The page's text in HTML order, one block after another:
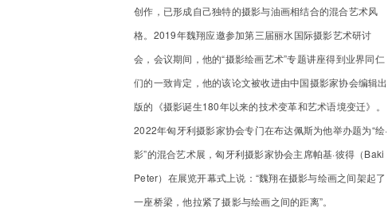
创作，已形成自己独特的摄影与油画相结合的混合艺术风
格。2019年魏翔应邀参加第三届丽水国际摄影艺术研讨
会，会议期间，他的“摄影绘画艺术”专题讲座得到业界同仁
们的一致肯定，他的该论文被收进由中国摄影家协会编辑出
版的《摄影诞生180年以来的技术变革和艺术语境变迁》。
2022年匈牙利摄影家协会专门在布达佩斯为他举办题为“绘·
影”的混合艺术展，匈牙利摄影家协会主席帕基·彼得（Baki
Peter）在展览开幕式上说：“魏翔在摄影与绘画之间架起了
一座桥梁，他拉紧了摄影与绘画之间的距离”。